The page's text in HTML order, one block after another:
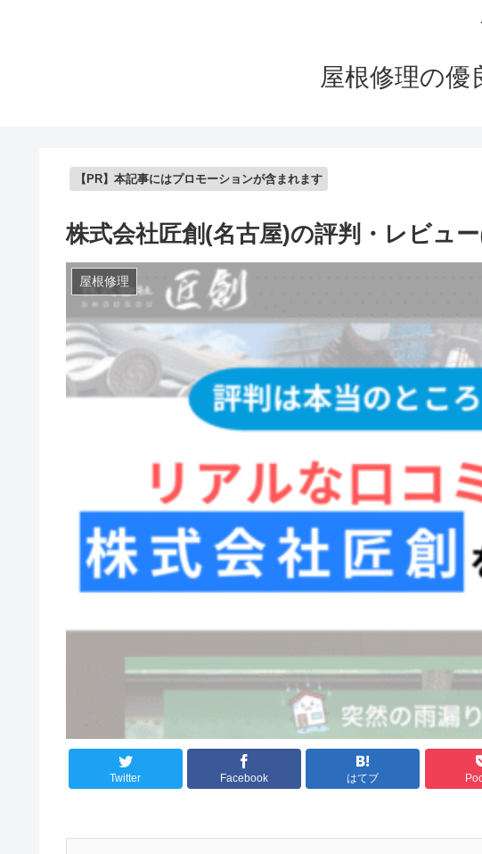
屋根修理の優
【PR】本記事にはプロモーションが含まれます
株式会社匠創(名古屋)の評判・レビュ
屋根修理
Twitter Facebook はてブ